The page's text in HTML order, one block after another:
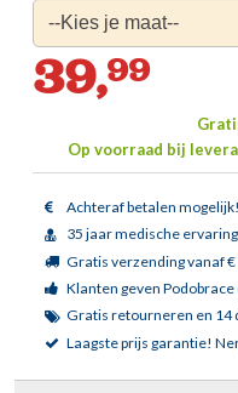
39,99
Op voorraad bij
Achteraf betalen mogelijk!
35 jaar medische
Gratis verzending vanaf €
Klanten geven Podobrace
Gratis retourneren en 14
Laagste prijs garantie!